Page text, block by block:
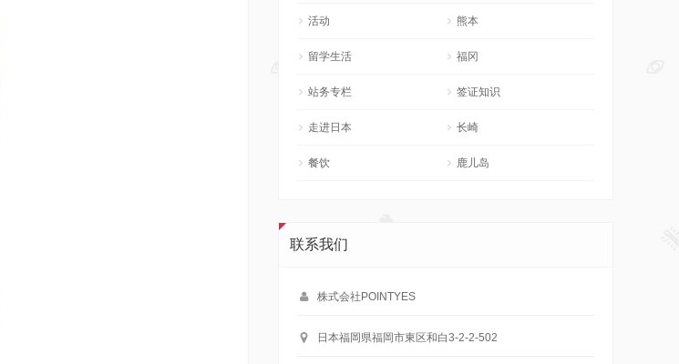
活动 熊本
留学生活 福冈
站务专栏 签证知识
走进日本 长崎
餐饮 鹿儿岛
联系我们
株式会社POINTYES
日本福岡県福岡市東区和白3-2-2-502